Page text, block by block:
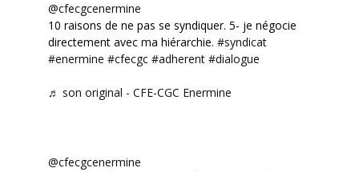
@cfecgcenermine
10 raisons de ne pas se syndiquer. 5- je négocie
directement avec ma hiérarchie. #syndicat
#enermine #cfecgc #adherent #dialogue
♬ son original - CFE-CGC Enermine
@cfecgcenermine